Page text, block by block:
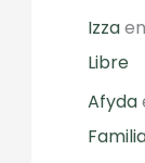
Izza
Libre
Afyda